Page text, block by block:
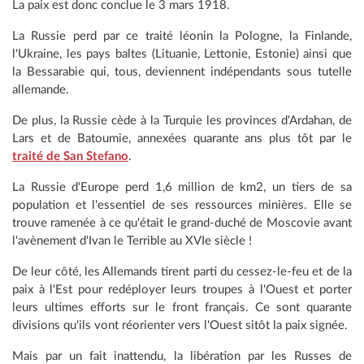
La paix est donc conclue le 3 mars 1918.
La Russie perd par ce traité léonin la Pologne, la Finlande,
l'Ukraine, les pays baltes (Lituanie, Lettonie, Estonie) ainsi que
la Bessarabie qui, tous, deviennent indépendants sous tutelle
allemande.
De plus, la Russie cède à la Turquie les provinces d'Ardahan, de
Lars et de Batoumie, annexées quarante ans plus tôt par le
traité de San Stefano.
La Russie d'Europe perd 1,6 million de km2, un tiers de sa
population et l'essentiel de ses ressources minières. Elle se
trouve ramenée à ce qu'était le grand-duché de Moscovie avant
l'avènement d'Ivan le Terrible au XVIe siècle !
De leur côté, les Allemands tirent parti du cessez-le-feu et de la
paix à l'Est pour redéployer leurs troupes à l'Ouest et porter
leurs ultimes efforts sur le front français. Ce sont quarante
divisions qu'ils vont réorienter vers l'Ouest sitôt la paix signée.
Mais par un fait inattendu, la libération par les Russes de